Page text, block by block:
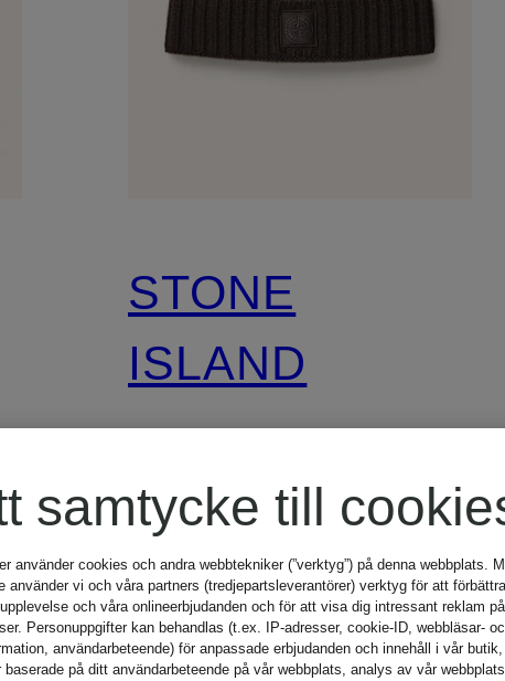
STONE
ISLAND
GHOST
1 745 kr
samtycke till
använder cookies och andra webbtekniker (”verktyg”) på denna webbplats.
använder vi och våra partners (tredjepartsleverantörer) verktyg för att
och våra onlineerbjudanden och för att visa dig intressant reklam
Personuppgifter kan behandlas (t.ex. IP-adresser, cookie-ID, webbläsar-
användarbeteende) för anpassade erbjudanden och innehåll i vår
baserade på ditt användarbeteende på vår webbplats, analys av vår